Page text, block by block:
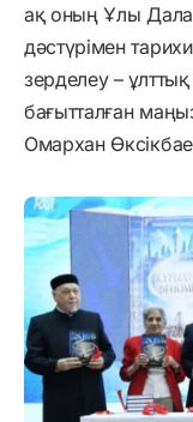
ақ оның Ұлы
дәстүрімен
зерделеу –
бағытталған
Омархан